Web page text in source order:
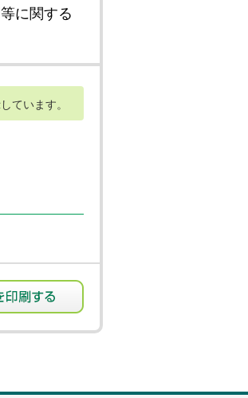
に関する
ています。